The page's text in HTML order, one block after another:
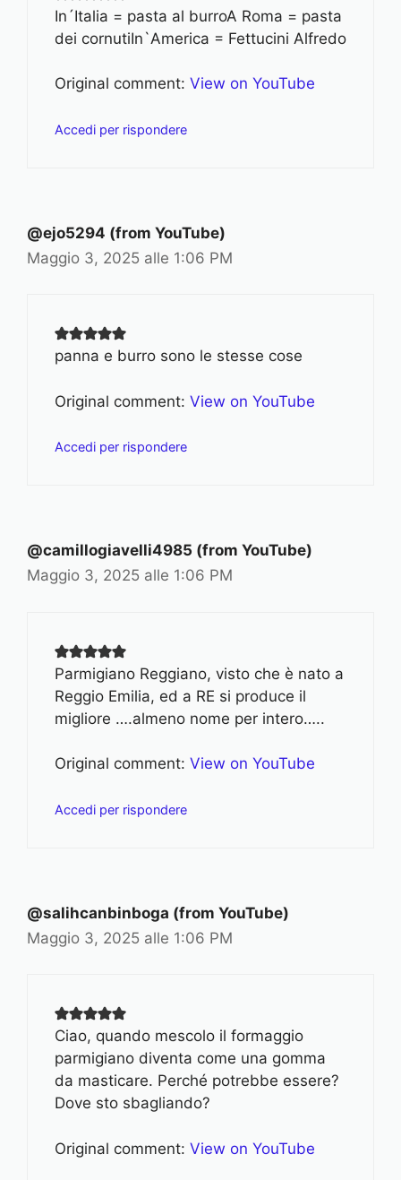
In´Italia = pasta al burroA Roma = pasta
dei cornutiIn`America = Fettucini Alfredo
Original comment: View on YouTube
Accedi per rispondere
@ejo5294 (from YouTube)
Maggio 3, 2025 alle 1:06 PM
panna e burro sono le stesse cose
Original comment: View on YouTube
Accedi per rispondere
@camillogiavelli4985 (from YouTube)
Maggio 3, 2025 alle 1:06 PM
Parmigiano Reggiano, visto che è nato a
Reggio Emilia, ed a RE si produce il
migliore ….almeno nome per intero…..
Original comment: View on YouTube
Accedi per rispondere
@salihcanbinboga (from YouTube)
Maggio 3, 2025 alle 1:06 PM
Ciao, quando mescolo il formaggio
parmigiano diventa come una gomma
da masticare. Perché potrebbe essere?
Dove sto sbagliando?
Original comment: View on YouTube